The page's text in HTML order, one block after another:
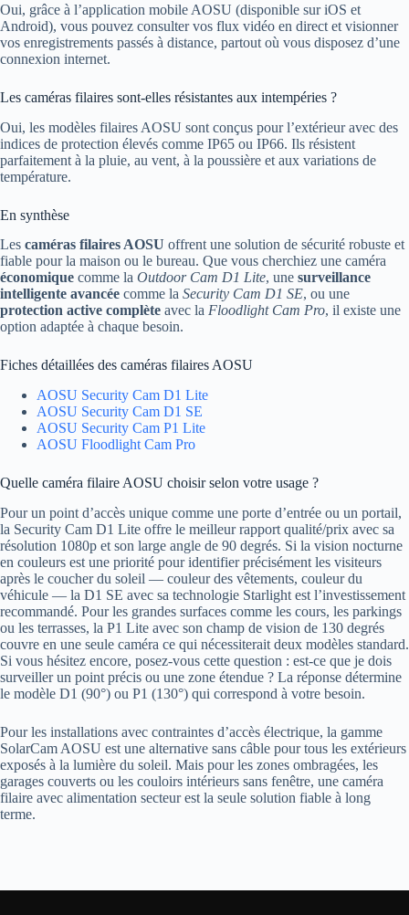
Oui, grâce à l’application mobile AOSU (disponible sur iOS et
Android), vous pouvez consulter vos flux vidéo en direct et visionner
vos enregistrements passés à distance, partout où vous disposez d’une
connexion internet.
Les caméras filaires sont-elles résistantes aux intempéries ?
Oui, les modèles filaires AOSU sont conçus pour l’extérieur avec des
indices de protection élevés comme IP65 ou IP66. Ils résistent
parfaitement à la pluie, au vent, à la poussière et aux variations de
température.
En synthèse
Les caméras filaires AOSU offrent une solution de sécurité robuste et
fiable pour la maison ou le bureau. Que vous cherchiez une caméra
économique comme la Outdoor Cam D1 Lite, une surveillance
intelligente avancée comme la Security Cam D1 SE, ou une
protection active complète avec la Floodlight Cam Pro, il existe une
option adaptée à chaque besoin.
Fiches détaillées des caméras filaires AOSU
AOSU Security Cam D1 Lite
AOSU Security Cam D1 SE
AOSU Security Cam P1 Lite
AOSU Floodlight Cam Pro
Quelle caméra filaire AOSU choisir selon votre usage ?
Pour un point d’accès unique comme une porte d’entrée ou un portail,
la Security Cam D1 Lite offre le meilleur rapport qualité/prix avec sa
résolution 1080p et son large angle de 90 degrés. Si la vision nocturne
en couleurs est une priorité pour identifier précisément les visiteurs
après le coucher du soleil — couleur des vêtements, couleur du
véhicule — la D1 SE avec sa technologie Starlight est l’investissement
recommandé. Pour les grandes surfaces comme les cours, les parkings
ou les terrasses, la P1 Lite avec son champ de vision de 130 degrés
couvre en une seule caméra ce qui nécessiterait deux modèles standard.
Si vous hésitez encore, posez-vous cette question : est-ce que je dois
surveiller un point précis ou une zone étendue ? La réponse détermine
le modèle D1 (90°) ou P1 (130°) qui correspond à votre besoin.
Pour les installations avec contraintes d’accès électrique, la gamme
SolarCam AOSU est une alternative sans câble pour tous les extérieurs
exposés à la lumière du soleil. Mais pour les zones ombragées, les
garages couverts ou les couloirs intérieurs sans fenêtre, une caméra
filaire avec alimentation secteur est la seule solution fiable à long
terme.